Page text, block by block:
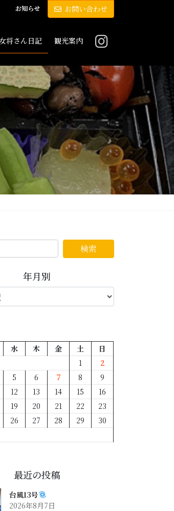
お知らせ お問い合わせ
将さん日記 観光案内
年月別
水 木 金 土
日
1
2
5 6 7 8
9
12 13 14 15
16
19 20 21 22
23
26 27 28 29
30
最近の投稿
台風13号
2026年8月7日